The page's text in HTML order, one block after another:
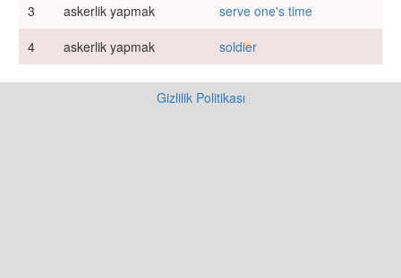
3
askerlik yapmak
serve one's time
4
askerlik yapmak soldier
Gizlilik Politikası